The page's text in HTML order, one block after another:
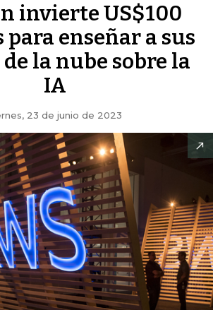
invierte US$100
enseñar a sus
la nube sobre la
IA
23 de junio de 2023